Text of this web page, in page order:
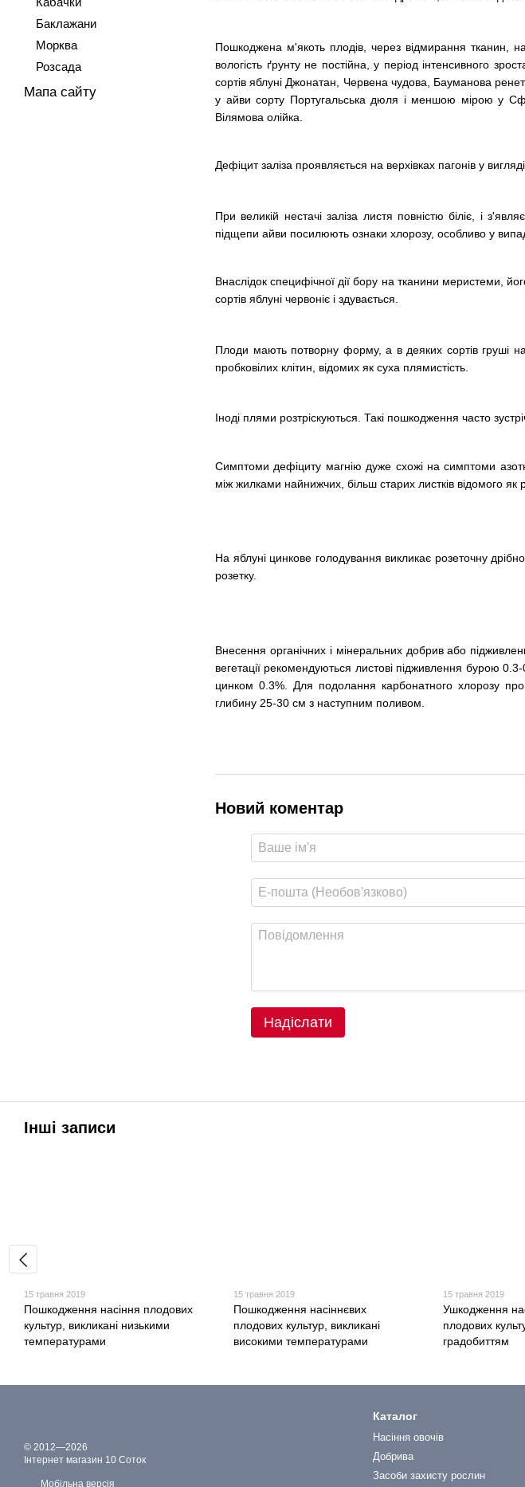
Пошкоджена м'якоть плодів, через відмирання тканин,
вологість ґрунту не постійна, у період інтенсивного
сортів яблуні Джонатан, Червена чудова, Бауманова
у айви сорту Португальська дюля і меншою мірою у
Вілямова олійка.
Дефіцит заліза проявляється на верхівках пагонів у
При великій нестачі заліза листя повністю біліє, і
підщепи айви посилюють ознаки хлорозу, особливо у
Внаслідок специфічної дії бору на тканини меристеми,
сортів яблуні червоніє і здувається.
Плоди мають потворну форму, а в деяких сортів груші
пробковілих клітин, відомих як суха плямистість.
Іноді плями розтріскуються. Такі пошкодження часто
Симптоми дефіциту магнію дуже схожі на симптоми
між жилками найнижчих, більш старих листків відомого як
На яблуні цинкове голодування викликає розеточну
розетку.
Внесення органічних і мінеральних добрив або
вегетації рекомендуються листові підживлення бурою
цинком 0.3%. Для подолання карбонатного хлорозу
глибину 25-30 см з наступним поливом.
Новий коментар
Надіслати
Баклажани
Морква
Розсада
Мапа сайту
Інші записи
15 травня 2019
Пошкодження насіння плодових
культур, викликані низькими
температурами
15 травня 2019
Пошкодження насіннєвих
плодових культур, викликані
високими температурами
15 травня 2019
Ушкодження
плодових
градобиттям
© 2012—2026
Інтернет магазин 10 Соток
Мобільна версія
Каталог
Насіння овочів
Добрива
Засоби захисту рослин